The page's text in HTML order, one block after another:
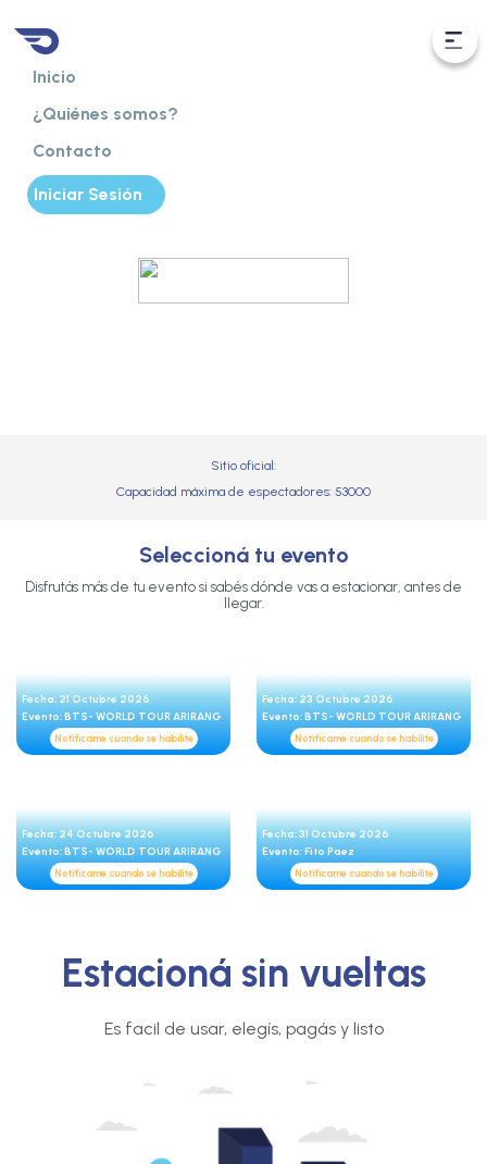
Inicio
¿Quiénes somos?
Contacto
Iniciar Sesión
Sitio oficial:
Capacidad máxima de espectadores: 53000
Seleccioná tu evento
Disfrutás más de tu evento si sabés dónde vas a estacionar, antes de
llegar.
Fecha: 21 Octubre 2026
Evento: BTS- WORLD TOUR ARIRANG
Notificame cuando se habilite
Fecha: 23 Octubre 2026
Evento: BTS- WORLD TOUR ARIRANG
Notificame cuando se habilite
Fecha: 24 Octubre 2026
Evento: BTS- WORLD TOUR ARIRANG
Notificame cuando se habilite
Fecha: 31 Octubre 2026
Evento: Fito Paez
Notificame cuando se habilite
Estacioná sin vueltas
Es facil de usar, elegís, pagás y listo